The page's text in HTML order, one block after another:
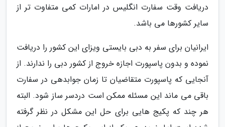
دریافت وقت سفارت انگلیس در امارات کمی متفاوت تر از
سایر کشورها می باشد.
ایرانیان برای سفر به دبی بایستی ویزای این کشور را دریافت
نموده و بدون پاسپورت اجازه خروج از کشور دبی را ندارند. از
آنجایی که پاسپورت متقاضیان تا زمان جوابدهی در سفارت
باقی می ماند این مسئله ممکن است دردسر ساز شود. البته
هر چند که پکیج هایی برای حل این مشکل در نظر گرفته